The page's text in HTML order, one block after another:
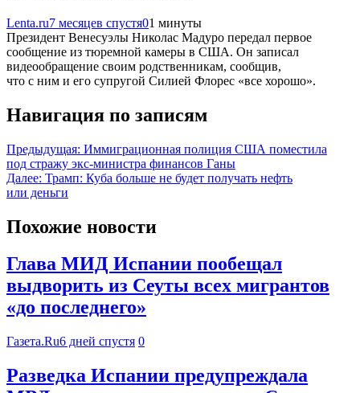
Lenta.ru7 месяцев спустя01 минуты
Президент Венесуэлы Николас Мадуро передал первое
сообщение из тюремной камеры в США. Он записал
видеообращение своим родственникам, сообщив,
что с ним и его супругой Силией Флорес «все хорошо».
Навигация по записям
Предыдущая: Иммиграционная полиция США поместила
под стражу экс-министра финансов Ганы
Далее: Трамп: Куба больше не будет получать нефть
или деньги
Похожие новости
Глава МИД Испании пообещал
выдворить из Сеуты всех мигрантов
«до последнего»
Газета.Ru6 дней спустя 0
Разведка Испании предупреждала